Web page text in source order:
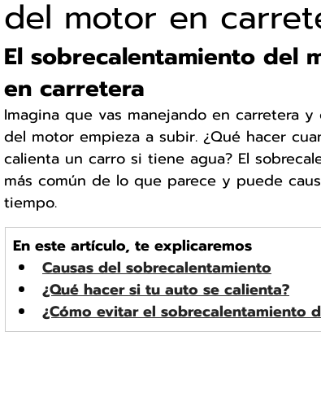
del motor en
El sobrecalentamiento del
en carretera
Imagina que vas manejando en carretera
del motor empieza a subir. ¿Qué hacer
calienta un carro si tiene agua? El
más común de lo que parece y puede
tiempo.
En este artículo, te explicaremos
Causas del sobrecalentamiento
¿Qué hacer si tu auto se calienta?
¿Cómo evitar el sobrecalentamiento